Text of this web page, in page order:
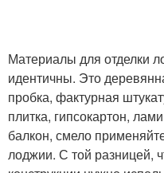
Материалы для отделки
идентичны. Это
пробка, фактурная
плитка, гипсокартон,
балкон, смело
лоджии. С той разницей,